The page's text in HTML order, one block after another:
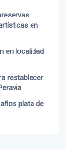
en
restablecer